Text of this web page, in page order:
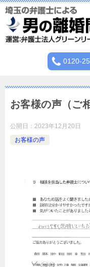
0120-
お客様の声（ご
公開日： 2023年12月20日
お客様の声